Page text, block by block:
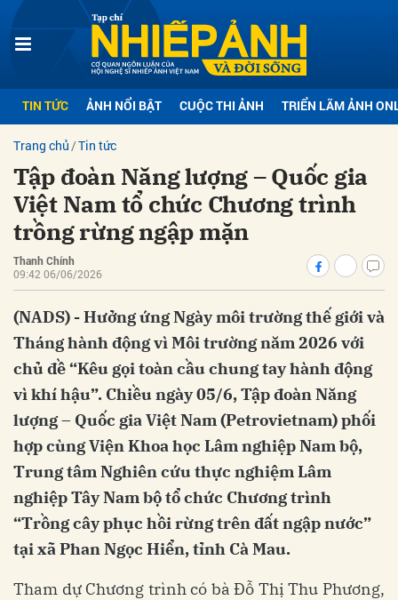
TIN TỨC ẢNH NỔI BẬT CUỘC THI ẢNH TRIỂN LÃM ẢNH
Trang chủ Tin tức
Tập đoàn Năng lượng – Quốc gia
Việt Nam tổ chức Chương trình
trồng rừng ngập mặn
Thanh Chính
09:42 06/06/2026
(NADS) - Hưởng ứng Ngày môi trường thế giới và
Tháng hành động vì Môi trường năm 2026 với
chủ đề “Kêu gọi toàn cầu chung tay hành động
vì khí hậu”. Chiều ngày 05/6, Tập đoàn Năng
lượng – Quốc gia Việt Nam (Petrovietnam) phối
hợp cùng Viện Khoa học Lâm nghiệp Nam bộ,
Trung tâm Nghiên cứu thực nghiệm Lâm
nghiệp Tây Nam bộ tổ chức Chương trình
“Trồng cây phục hồi rừng trên đất ngập nước”
tại xã Phan Ngọc Hiển, tỉnh Cà Mau.
Tham dự Chương trình có bà Đỗ Thị Thu Phương,
luận
Hủy